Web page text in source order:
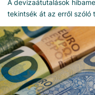
A devizaátutalások
tekintsék át az erről szóló